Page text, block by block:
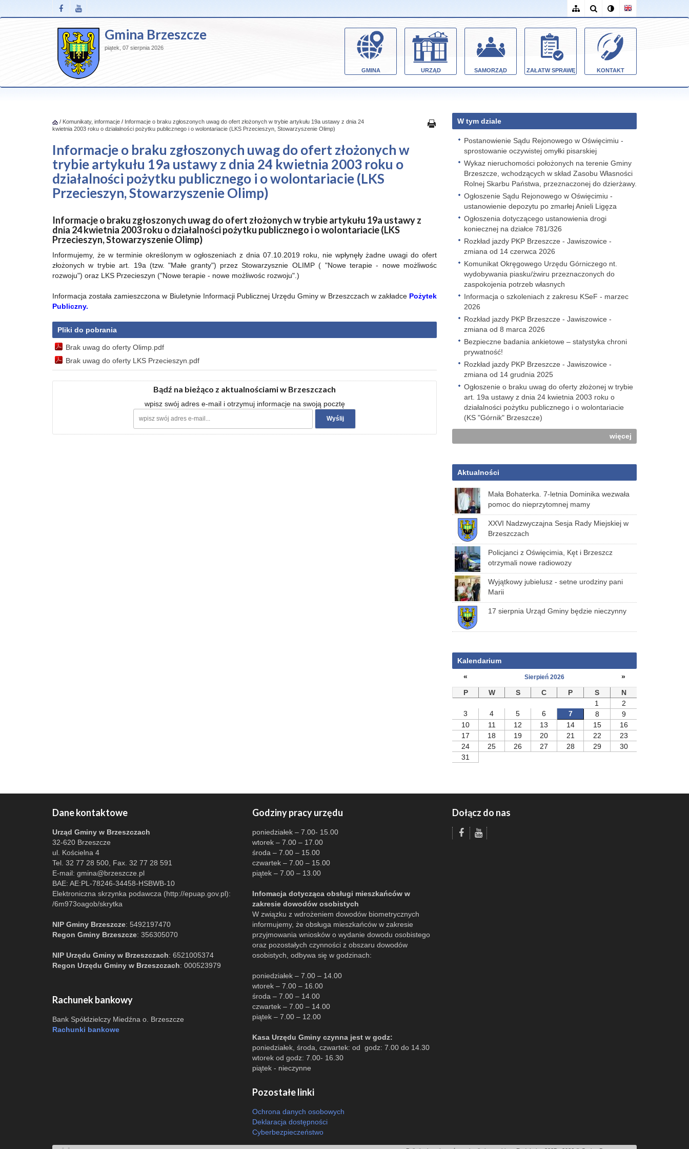
Gmina Brzeszcze
piątek, 07 sierpnia 2026
GMINA URZĄD SAMORZĄD ZAŁATW SPRAWĘ KONTAKT
/ Komunikaty, informacje / Informacje o braku zgłoszonych uwag do ofert złożonych w trybie artykułu 19a ustawy z dnia 24
kwietnia 2003 roku o działalności pożytku publicznego i o wolontariacie (LKS Przecieszyn, Stowarzyszenie Olimp)
Informacje o braku zgłoszonych uwag do ofert złożonych w
trybie artykułu 19a ustawy z dnia 24 kwietnia 2003 roku o
działalności pożytku publicznego i o wolontariacie (LKS
Przecieszyn, Stowarzyszenie Olimp)
Informacje o braku zgłoszonych uwag do ofert złożonych w trybie artykułu 19a ustawy z
dnia 24 kwietnia 2003 roku o działalności pożytku publicznego i o wolontariacie (LKS
Przecieszyn, Stowarzyszenie Olimp)
Informujemy, że w terminie określonym w ogłoszeniach z dnia 07.10.2019 roku, nie wpłynęły żadne uwagi do ofert
złożonych w trybie art. 19a (tzw. "Małe granty") przez Stowarzysznie OLIMP ( "Nowe terapie - nowe możliwośc
rozwoju") oraz LKS Przecieszyn ("Nowe terapie - nowe możliwośc rozwoju".)
Informacja została zamieszczona w Biuletynie Informacji Publicznej Urzędu Gminy w Brzeszczach w zakładce Pożytek
Publiczny.
Pliki do pobrania
Brak uwag do oferty Olimp.pdf
Brak uwag do oferty LKS Przecieszyn.pdf
Bądź na bieżąco z aktualnościami w Brzeszczach
wpisz swój adres e-mail i otrzymuj informacje na swoją pocztę
W tym dziale
Postanowienie Sądu Rejonowego w Oświęcimiu -
sprostowanie oczywistej omyłki pisarskiej
Wykaz nieruchomości położonych na terenie Gminy
Brzeszcze, wchodzących w skład Zasobu Własności
Rolnej Skarbu Państwa, przeznaczonej do dzierżawy.
Ogłoszenie Sądu Rejonowego w Oświęcimiu -
ustanowienie depozytu po zmarłej Anieli Ligęza
Ogłoszenia dotyczącego ustanowienia drogi
koniecznej na działce 781/326
Rozkład jazdy PKP Brzeszcze - Jawiszowice -
zmiana od 14 czerwca 2026
Komunikat Okręgowego Urzędu Górniczego nt.
wydobywania piasku/żwiru przeznaczonych do
zaspokojenia potrzeb własnych
Informacja o szkoleniach z zakresu KSeF - marzec
2026
Rozkład jazdy PKP Brzeszcze - Jawiszowice -
zmiana od 8 marca 2026
Bezpieczne badania ankietowe – statystyka chroni
prywatność!
Rozkład jazdy PKP Brzeszcze - Jawiszowice -
zmiana od 14 grudnia 2025
Ogłoszenie o braku uwag do oferty złożonej w trybie
art. 19a ustawy z dnia 24 kwietnia 2003 roku o
działalności pożytku publicznego i o wolontariacie
(KS "Górnik" Brzeszcze)
więcej
Aktualności
Mała Bohaterka. 7-letnia Dominika wezwała
pomoc do nieprzytomnej mamy
XXVI Nadzwyczajna Sesja Rady Miejskiej w
Brzeszczach
Policjanci z Oświęcimia, Kęt i Brzeszcz
otrzymali nowe radiowozy
Wyjątkowy jubielusz - setne urodziny pani
Marii
17 sierpnia Urząd Gminy będzie nieczynny
Kalendarium
«
Sierpień 2026
»
P
W S C P S
N
1
2
3
4 5 6 7 8
9
10
11 12 13 14 15
16
17
18 19 20 21 22
23
24
25 26 27 28 29
30
31
Dane kontaktowe
Urząd Gminy w Brzeszczach
32-620 Brzeszcze
ul. Kościelna 4
Tel. 32 77 28 500, Fax. 32 77 28 591
E-mail: gmina@brzeszcze.pl
BAE: AE:PL-78246-34458-HSBWB-10
Elektroniczna skrzynka podawcza (http://epuap.gov.pl):
/6m973oagob/skrytka
NIP Gminy Brzeszcze: 5492197470
Regon Gminy Brzeszcze: 356305070
NIP Urzędu Gminy w Brzeszczach: 6521005374
Regon Urzędu Gminy w Brzeszczach: 000523979
Rachunek bankowy
Bank Spółdzielczy Miedźna o. Brzeszcze
Rachunki bankowe
Godziny pracy urzędu
poniedziałek – 7.00- 15.00
wtorek – 7.00 – 17.00
środa – 7.00 – 15.00
czwartek – 7.00 – 15.00
piątek – 7.00 – 13.00
Infomacja dotycząca obsługi mieszkańców w
zakresie dowodów osobistych
W związku z wdrożeniem dowodów biometrycznych
informujemy, że obsługa mieszkańców w zakresie
przyjmowania wniosków o wydanie dowodu osobistego
oraz pozostałych czynności z obszaru dowodów
osobistych, odbywa się w godzinach:
poniedziałek – 7.00 – 14.00
wtorek – 7.00 – 16.00
środa – 7.00 – 14.00
czwartek – 7.00 – 14.00
piątek – 7.00 – 12.00
Kasa Urzędu Gminy czynna jest w godz:
poniedziałek, środa, czwartek: od godz: 7.00 do 14.30
wtorek od godz: 7.00- 16.30
piątek - nieczynne
Pozostałe linki
Ochrona danych osobowych
Deklaracja dostępności
Cyberbezpieczeństwo
Dołącz do nas